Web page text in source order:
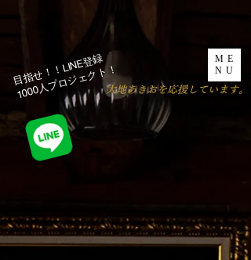
ME
NU
​大地あきおを応援しています。
目指せ！！LINE登録
1000人プロジェクト！​